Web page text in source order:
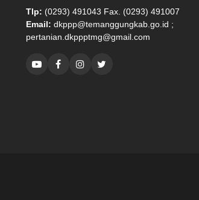
Tlp: (0293) 491043 Fax. (0293) 491007
Email: dkppp@temanggungkab.go.id ;
pertanian.dkppptmg@gmail.com